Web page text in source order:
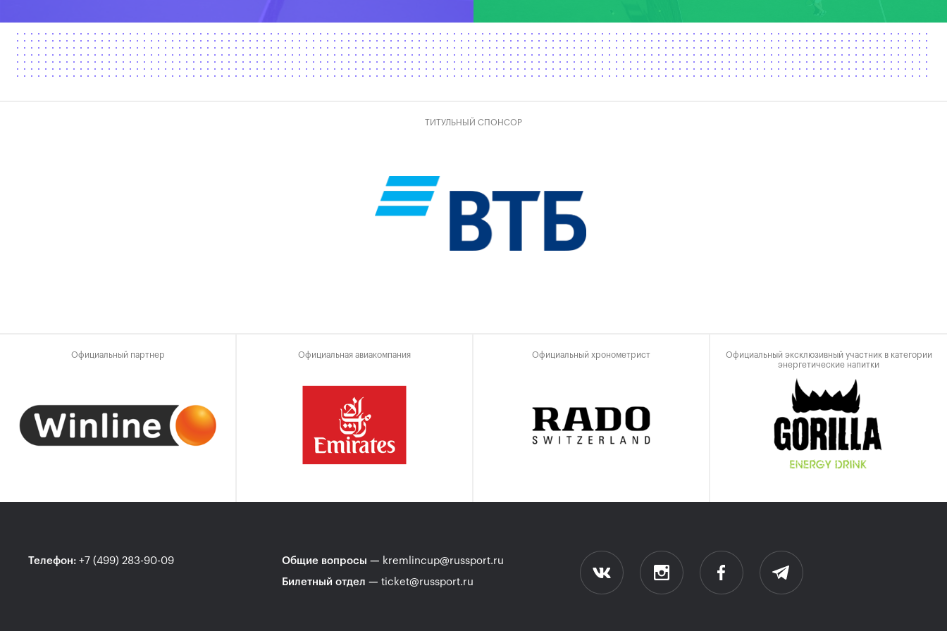
ТИТУЛЬНЫЙ СПОНСОР
Официальный партнер Официальная авиакомпания Официальный хронометрист
Официальный эксклюзивный участник в категории
энергетические напитки
Телефон: +7 (499) 283-90-09 Общие вопросы — kremlincup@russport.ru
Билетный отдел — ticket@russport.ru